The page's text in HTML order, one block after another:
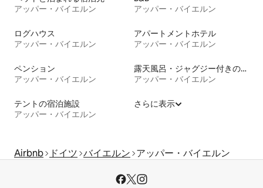
アッパー・バイエルン
アッパー・バイエルン
ログハウス
アッパー・バイエルン
アパートメントホテル
アッパー・バイエルン
ペンション
アッパー・バイエルン
露天風呂・ジャグジー付きの宿泊施設
アッパー・バイエルン
テントの宿泊施設
アッパー・バイエルン
さらに表示
Airbnb ドイツ バイエルン アッパー・バイエルン